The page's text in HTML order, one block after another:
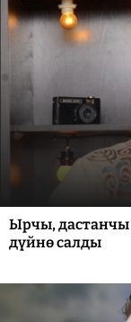
Ырчы, дастанчы
дүйнө салды